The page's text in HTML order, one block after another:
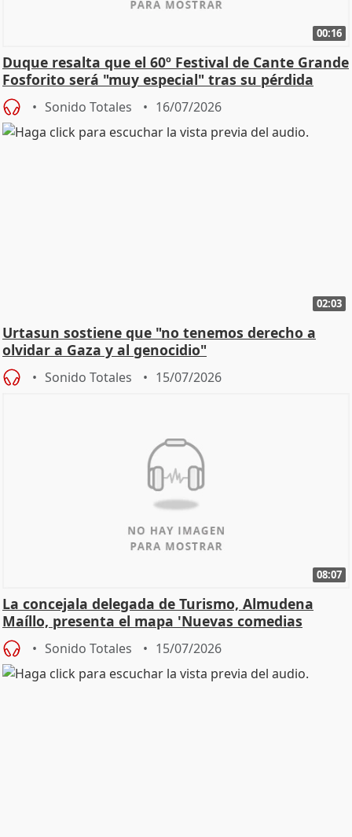
00:16
Duque resalta que el 60º Festival de Cante Grande
Fosforito será "muy especial" tras su pérdida
Sonido Totales 16/07/2026
02:03
Urtasun sostiene que "no tenemos derecho a
olvidar a Gaza y al genocidio"
Sonido Totales 15/07/2026
08:07
La concejala delegada de Turismo, Almudena
Maíllo, presenta el mapa 'Nuevas comedias
madrileñas'
Sonido Totales 15/07/2026